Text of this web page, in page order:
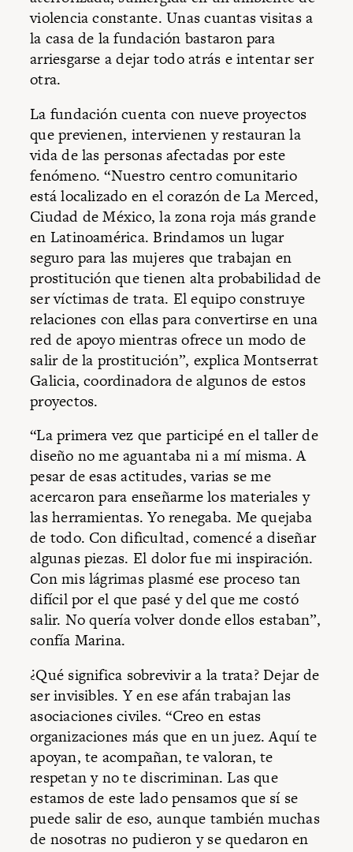
violencia constante. Unas cuantas visitas a
la casa de la fundación bastaron para
arriesgarse a dejar todo atrás e intentar ser
otra.
La fundación cuenta con nueve proyectos
que previenen, intervienen y restauran la
vida de las personas afectadas por este
fenómeno. “Nuestro centro comunitario
está localizado en el corazón de La Merced,
Ciudad de México, la zona roja más grande
en Latinoamérica. Brindamos un lugar
seguro para las mujeres que trabajan en
prostitución que tienen alta probabilidad de
ser víctimas de trata. El equipo construye
relaciones con ellas para convertirse en una
red de apoyo mientras ofrece un modo de
salir de la prostitución”, explica Montserrat
Galicia, coordinadora de algunos de estos
proyectos.
“La primera vez que participé en el taller de
diseño no me aguantaba ni a mí misma. A
pesar de esas actitudes, varias se me
acercaron para enseñarme los materiales y
las herramientas. Yo renegaba. Me quejaba
de todo. Con dificultad, comencé a diseñar
algunas piezas. El dolor fue mi inspiración.
Con mis lágrimas plasmé ese proceso tan
difícil por el que pasé y del que me costó
salir. No quería volver donde ellos estaban”,
confía Marina.
¿Qué significa sobrevivir a la trata? Dejar de
ser invisibles. Y en ese afán trabajan las
asociaciones civiles. “Creo en estas
organizaciones más que en un juez. Aquí te
apoyan, te acompañan, te valoran, te
respetan y no te discriminan. Las que
estamos de este lado pensamos que sí se
puede salir de eso, aunque también muchas
de nosotras no pudieron y se quedaron en